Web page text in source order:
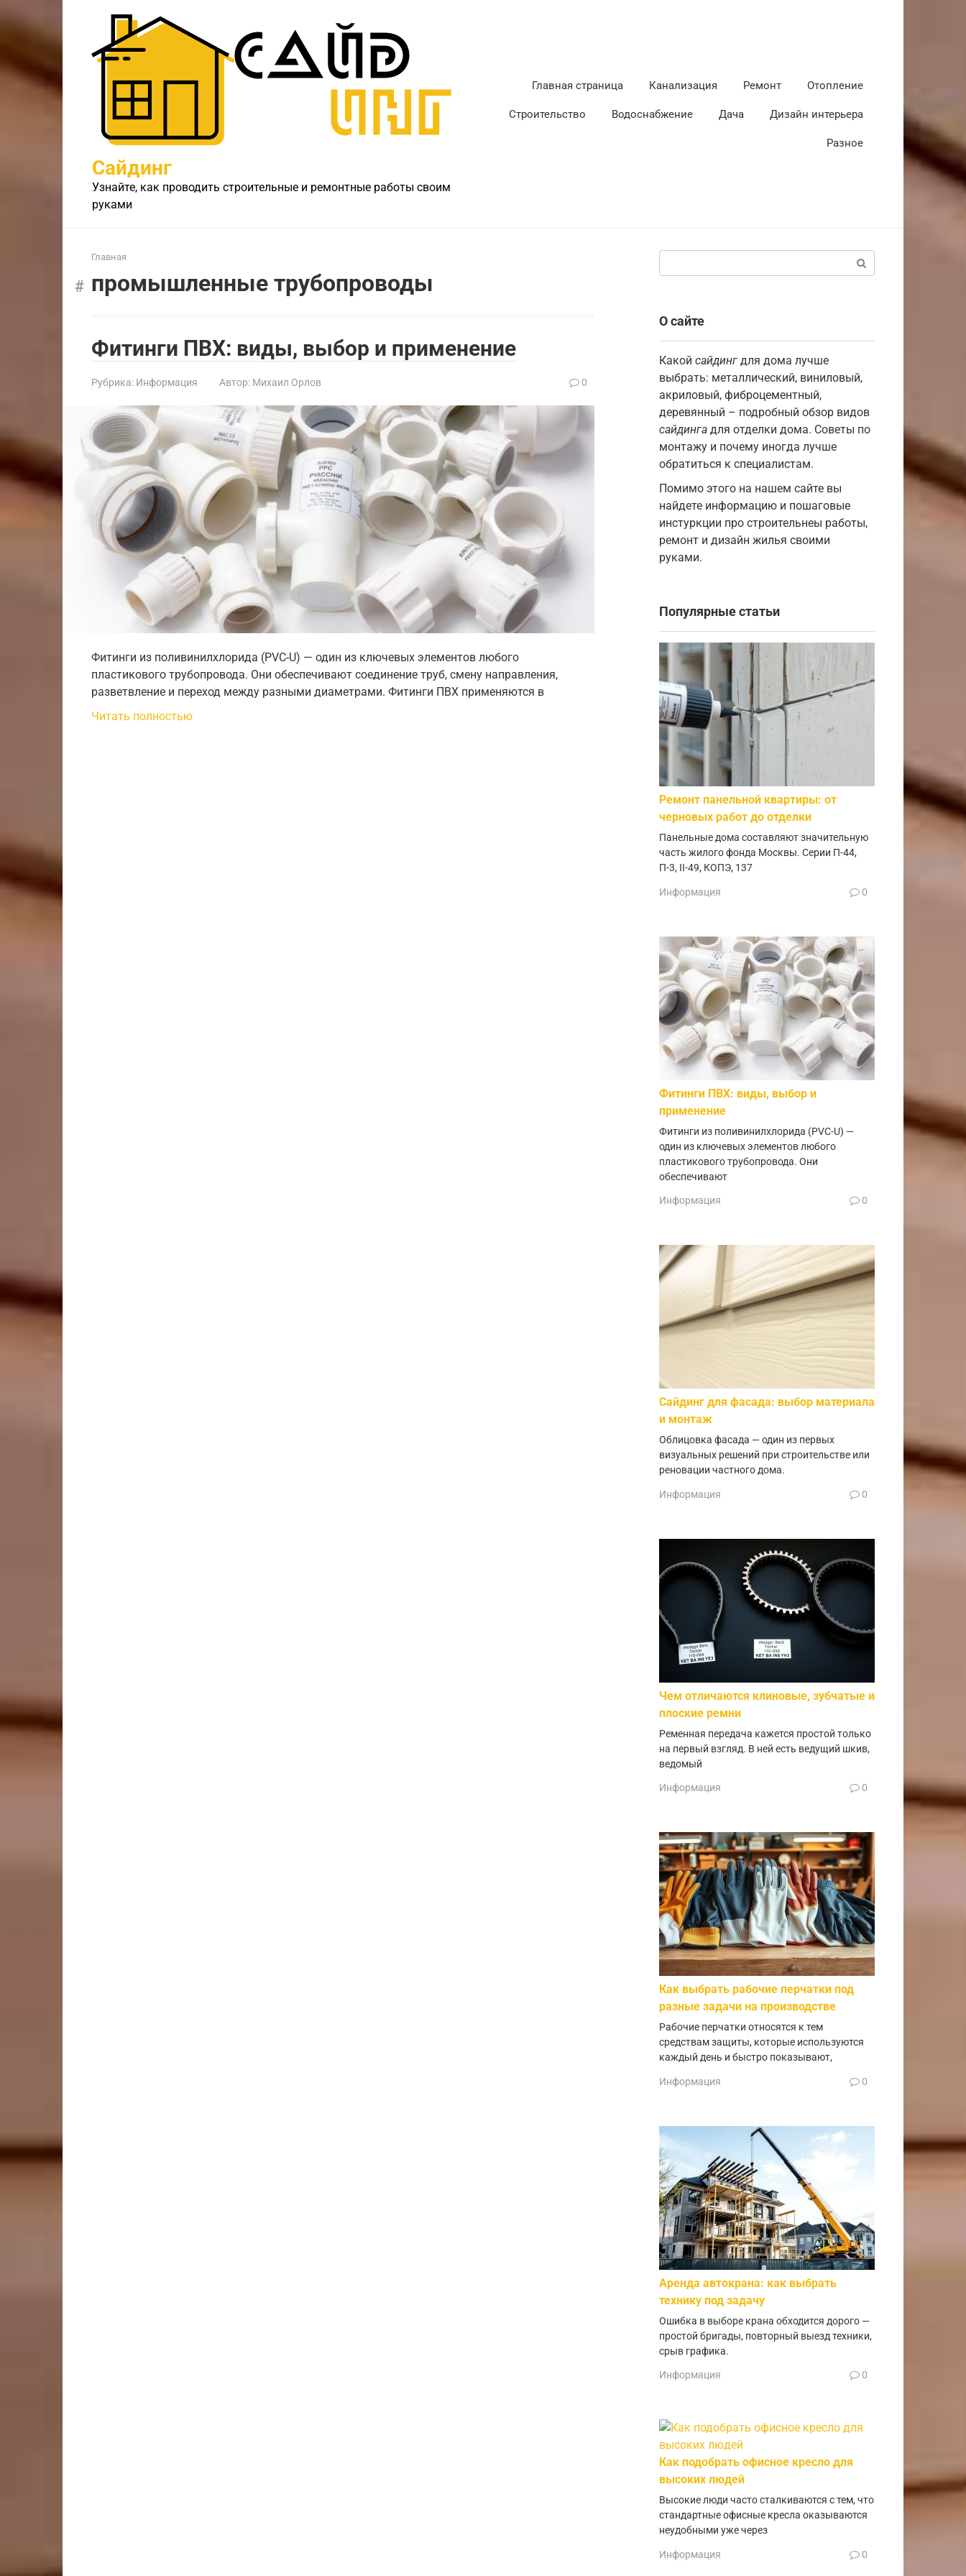
контенту
Сайдинг
Узнайте, как проводить строительные и ремонтные работы своим
руками
Главная страница Канализация Ремонт Отопление
Строительство Водоснабжение Дача Дизайн интерьера
Разное
Главная
промышленные трубопроводы
Фитинги ПВХ: виды, выбор и применение
Рубрика: Информация Автор: Михаил Орлов 0
Фитинги из поливинилхлорида (PVC-U) — один из ключевых элементов любого
пластикового трубопровода. Они обеспечивают соединение труб, смену направления,
разветвление и переход между разными диаметрами. Фитинги ПВХ применяются в
Читать полностью
О сайте
Какой сайдинг для дома лучше
выбрать: металлический, виниловый,
акриловый, фиброцементный,
деревянный – подробный обзор видов
сайдинга для отделки дома. Советы по
монтажу и почему иногда лучше
обратиться к специалистам.
Помимо этого на нашем сайте вы
найдете информацию и пошаговые
инстуркции про строительнеы работы,
ремонт и дизайн жилья своими
руками.
Популярные статьи
Ремонт панельной квартиры: от
черновых работ до отделки
Панельные дома составляют значительную
часть жилого фонда Москвы. Серии П-44,
П-3, II-49, КОПЭ, 137
Информация 0
Фитинги ПВХ: виды, выбор и
применение
Фитинги из поливинилхлорида (PVC-U) —
один из ключевых элементов любого
пластикового трубопровода. Они
обеспечивают
Информация 0
Сайдинг для фасада: выбор материала
и монтаж
Облицовка фасада — один из первых
визуальных решений при строительстве или
реновации частного дома.
Информация 0
Чем отличаются клиновые, зубчатые и
плоские ремни
Ременная передача кажется простой только
на первый взгляд. В ней есть ведущий шкив,
ведомый
Информация 0
Как выбрать рабочие перчатки под
разные задачи на производстве
Рабочие перчатки относятся к тем
средствам защиты, которые используются
каждый день и быстро показывают,
Информация 0
Аренда автокрана: как выбрать
технику под задачу
Ошибка в выборе крана обходится дорого —
простой бригады, повторный выезд техники,
срыв графика.
Информация 0
Как подобрать офисное кресло для
высоких людей
Высокие люди часто сталкиваются с тем, что
стандартные офисные кресла оказываются
неудобными уже через
Информация 0